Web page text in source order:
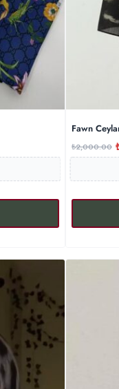
Fawn
₺2,000.00